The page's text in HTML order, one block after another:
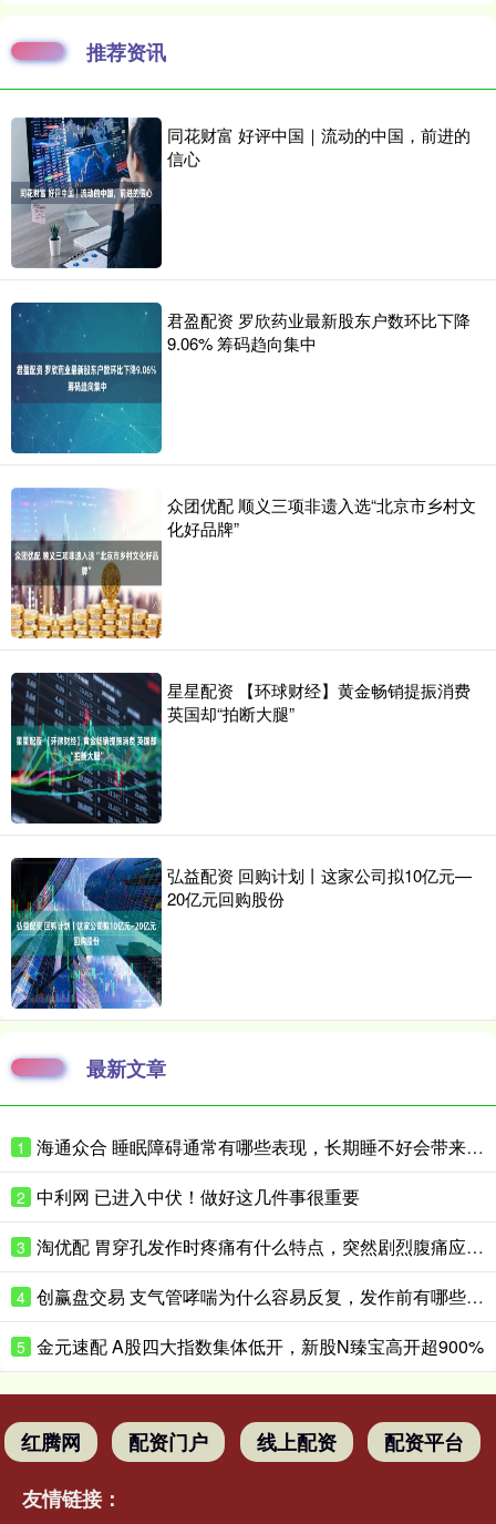
推荐资讯
同花财富 好评中国｜流动的中国，前进的
信心
君盈配资 罗欣药业最新股东户数环比下降
9.06% 筹码趋向集中
众团优配 顺义三项非遗入选“北京市乡村文
化好品牌”
星星配资 【环球财经】黄金畅销提振消费
英国却“拍断大腿”
弘益配资 回购计划丨这家公司拟10亿元—
20亿元回购股份
最新文章
1 海通众合 睡眠障碍通常有哪些表现，长期睡不好会带来什么影响
2 中利网 已进入中伏！做好这几件事很重要
3 淘优配 胃穿孔发作时疼痛有什么特点，突然剧烈腹痛应如何紧急处理
4 创赢盘交易 支气管哮喘为什么容易反复，发作前有哪些预警表现
5 金元速配 A股四大指数集体低开，新股N臻宝高开超900%
红腾网 配资门户 线上配资
配资平台
友情链接：